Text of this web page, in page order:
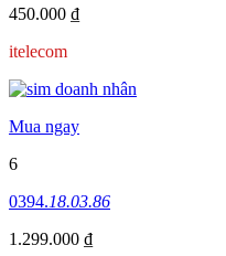
450.000 ₫
itelecom
Mua ngay
6
0394.18.03.86
1.299.000 ₫